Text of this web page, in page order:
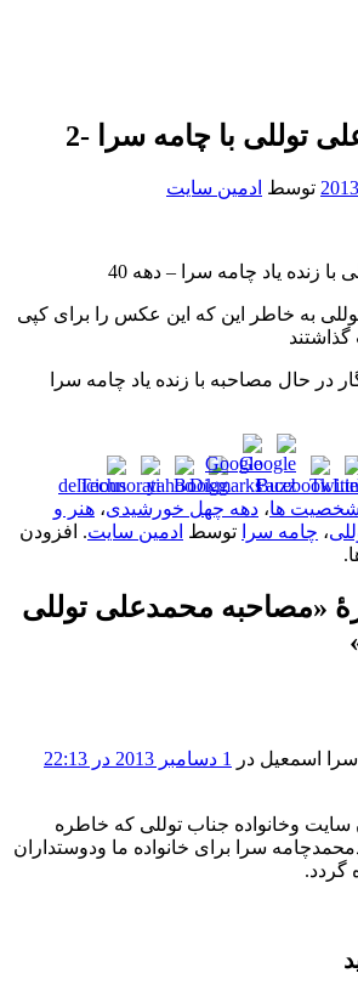
توللی با چامه سرا -2
توسط ادمین سایت
زنده یاد چامه سرا – دهه 40
به خاطر این که این عکس را برای کپی
گذاشتند
در حال مصاحبه با زنده یاد چامه سرا
شخصیت ها، دهه چهل خورشیدی، هنر و
، چامه سرا توسط ادمین سایت. افزودن
«مصاحبه محمدعلی توللی
اسمعیل در
1 دسامبر 2013 در 22:13
سایت وخانواده جناب توللی که خاطره
سرا برای خانواده ما ودوستداران
گردد.